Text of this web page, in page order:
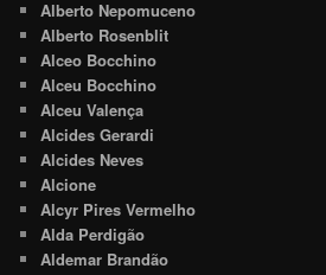
Alberto Nepomuceno
Alberto Rosenblit
Alceo Bocchino
Alceu Bocchino
Alceu Valença
Alcides Gerardi
Alcides Neves
Alcione
Alcyr Pires Vermelho
Alda Perdigão
Aldemar Brandão